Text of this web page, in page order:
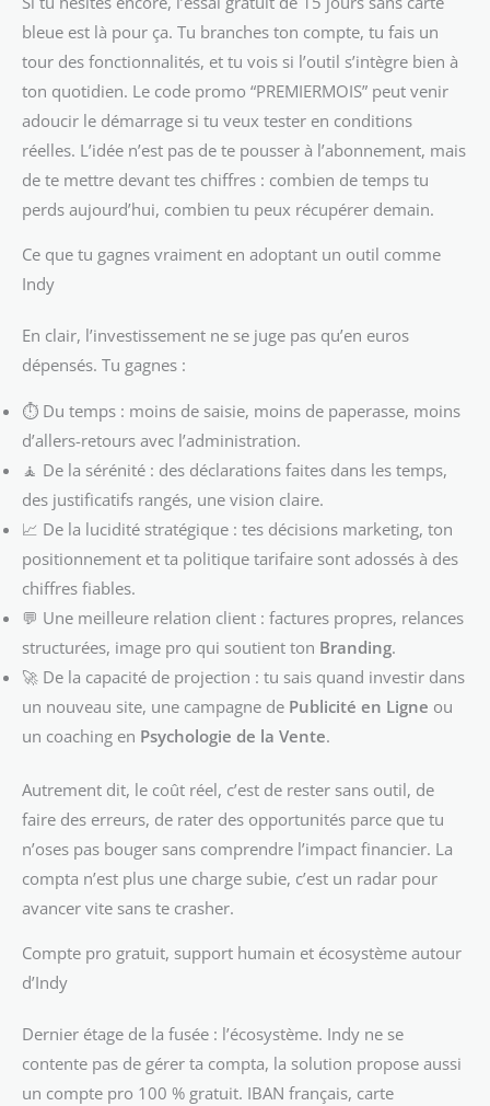
bleue est là pour ça. Tu branches ton compte, tu fais un
tour des fonctionnalités, et tu vois si l’outil s’intègre bien à
ton quotidien. Le code promo “PREMIERMOIS” peut venir
adoucir le démarrage si tu veux tester en conditions
réelles. L’idée n’est pas de te pousser à l’abonnement, mais
de te mettre devant tes chiffres : combien de temps tu
perds aujourd’hui, combien tu peux récupérer demain.
Ce que tu gagnes vraiment en adoptant un outil comme
Indy
En clair, l’investissement ne se juge pas qu’en euros
dépensés. Tu gagnes :
⏱️ Du temps : moins de saisie, moins de paperasse, moins
d’allers-retours avec l’administration.
🧘 De la sérénité : des déclarations faites dans les temps,
des justificatifs rangés, une vision claire.
📈 De la lucidité stratégique : tes décisions marketing, ton
positionnement et ta politique tarifaire sont adossés à des
chiffres fiables.
💬 Une meilleure relation client : factures propres, relances
structurées, image pro qui soutient ton Branding.
🚀 De la capacité de projection : tu sais quand investir dans
un nouveau site, une campagne de Publicité en Ligne ou
un coaching en Psychologie de la Vente.
Autrement dit, le coût réel, c’est de rester sans outil, de
faire des erreurs, de rater des opportunités parce que tu
n’oses pas bouger sans comprendre l’impact financier. La
compta n’est plus une charge subie, c’est un radar pour
avancer vite sans te crasher.
Compte pro gratuit, support humain et écosystème autour
d’Indy
Dernier étage de la fusée : l’écosystème. Indy ne se
contente pas de gérer ta compta, la solution propose aussi
un compte pro 100 % gratuit. IBAN français, carte